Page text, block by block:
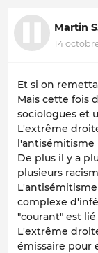
Martin
14
Et si on
Mais cette fois
sociologues et
L'extrême
l'antisémitisme
De plus il y a
plusieurs
complexe
"courant" est
L'extrême
émissaire pour